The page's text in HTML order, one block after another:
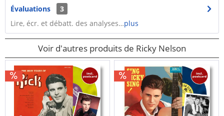
Évaluations
3
Lire, écr. et débatt. des analyses…plus
Voir d'autres produits de Ricky Nelson